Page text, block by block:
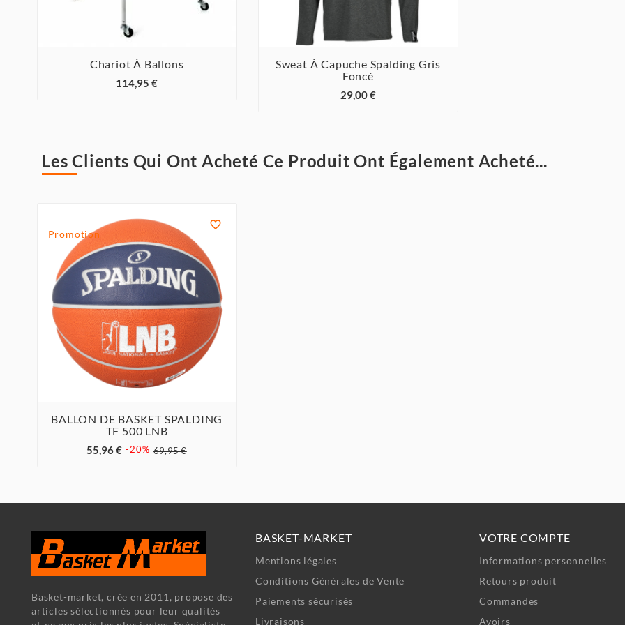
Chariot À Ballons
114,95 € 
Sweat À Capuche Spalding Gris
Foncé
29,00 €
Les Clients Qui Ont Acheté Ce Produit Ont Également Acheté...
Promotion

 
BALLON DE BASKET SPALDING
TF 500 LNB
55,96 € -20% 69,95 €
Basket-market, crée en 2011, propose des
articles sélectionnés pour leur qualités
BASKET-MARKET
Mentions légales
Conditions Générales de Vente
Paiements sécurisés
Livraisons
VOTRE COMPTE
Informations personnelles
Retours produit
Commandes
Avoirs